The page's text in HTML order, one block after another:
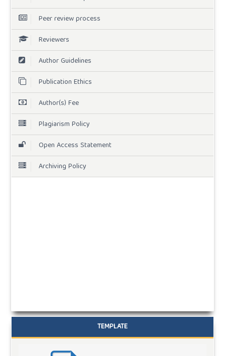
Peer review process
Reviewers
Author Guidelines
Publication Ethics
Author(s) Fee
Plagiarism Policy
Open Access Statement
Archiving Policy
TEMPLATE